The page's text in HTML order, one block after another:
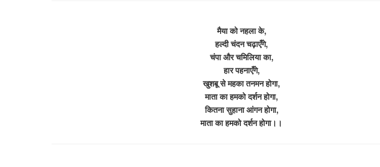
मैया को नहला के,
हल्दी चंदन चढ़ाएँगे,
चंपा और चमिलिया का,
हार पहनाएँगे,
खुशबू से महका तनमन होगा,
माता का हमको दर्शन होगा,
कितना सुहाना आंगन होगा,
माता का हमको दर्शन होगा।।